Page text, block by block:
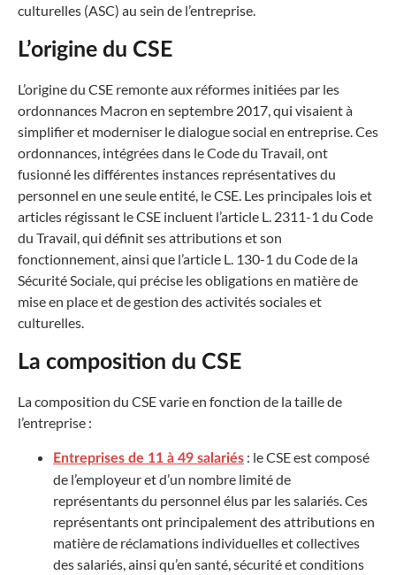
culturelles (ASC) au sein de l’entreprise.
L’origine du CSE
L’origine du CSE remonte aux réformes initiées par les
ordonnances Macron en septembre 2017, qui visaient à
simplifier et moderniser le dialogue social en entreprise. Ces
ordonnances, intégrées dans le Code du Travail, ont
fusionné les différentes instances représentatives du
personnel en une seule entité, le CSE. Les principales lois et
articles régissant le CSE incluent l’article L. 2311-1 du Code
du Travail, qui définit ses attributions et son
fonctionnement, ainsi que l’article L. 130-1 du Code de la
Sécurité Sociale, qui précise les obligations en matière de
mise en place et de gestion des activités sociales et
culturelles.
La composition du CSE
La composition du CSE varie en fonction de la taille de
l’entreprise :
Entreprises de 11 à 49 salariés : le CSE est composé
de l’employeur et d’un nombre limité de
représentants du personnel élus par les salariés. Ces
représentants ont principalement des attributions en
matière de réclamations individuelles et collectives
des salariés, ainsi qu’en santé, sécurité et conditions